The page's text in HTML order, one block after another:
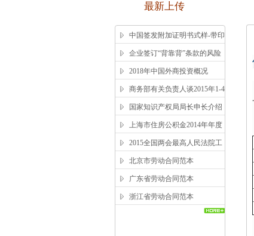
最新上传
中国签发附加证明书式样-带印
鉴、签字版本 China Apostille
Sample
企业签订“背靠背”条款的风险
提示
2018年中国外商投资概况
商务部有关负责人谈2015年1-4
月吸收外资情况
国家知识产权局局长申长介绍
2014年中国知识产权发展状况
上海市住房公积金2014年年度
报告
2015全国两会最高人民法院工
作报告全文
北京市劳动合同范本
广东省劳动合同范本
浙江省劳动合同范本